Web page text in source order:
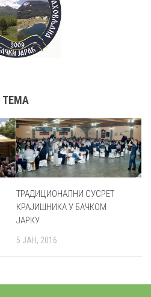
ТРАДИЦИОНАЛНИ СУСРЕТ
КРАЈИШНИКА У БАЧКОМ
ЈАРКУ
5 ЈАН, 2016